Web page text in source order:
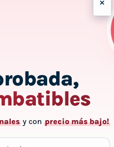
y con precio más bajo!